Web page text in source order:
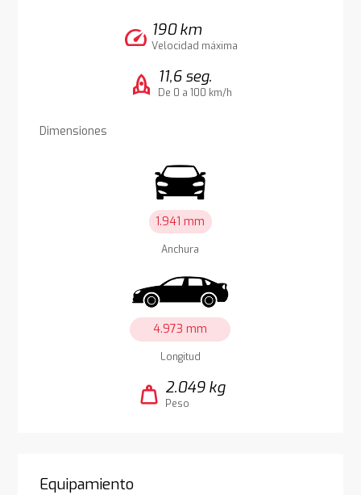
speed 190 km
Velocidad máxima
rocket 11,6 seg.
De 0 a 100 km/h
Dimensiones
1.941 mm
Anchura
4.973 mm
Longitud
weight 2.049 kg
Peso
Equipamiento